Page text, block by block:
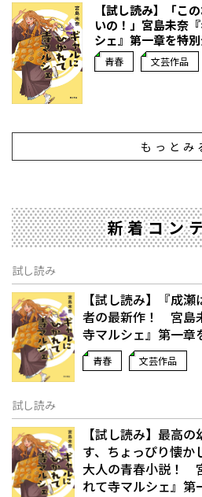
【試し読み】「こ
いの！」宮島未奈
シェ』第一章を特別
青春 文芸作品
もっとみ
新着コン
試し読み
【試し読み】『成
者の最新作！ 宮島
寺マルシェ』第一章
青春 文芸作品
試し読み
【試し読み】最高
す、ちょっぴり懐か
大人の青春小説！
れて寺マルシェ』第